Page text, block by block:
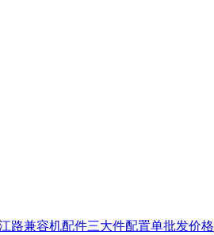
路兼容机配件三大件配置单批发价格